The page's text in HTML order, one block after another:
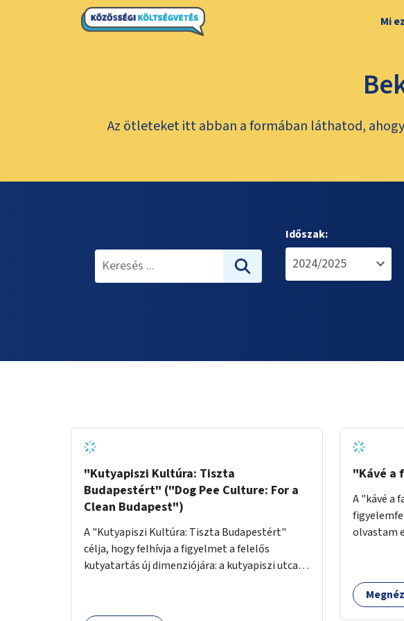
Mi
Az ötleteket itt abban a formában láthatod,
Időszak:
"Kutyapiszi Kultúra: Tiszta
Budapestért" ("Dog Pee Culture: For a
Clean Budapest")
A "Kutyapiszi Kultúra: Tiszta Budapestért"
célja, hogy felhívja a figyelmet a felelős
kutyatartás új dimenziójára: a kutyapiszi utcai
hogy séta közben, amikor kedvencük a járdára
"Kávé a
A "kávé a
olvastam
dolgozói
falról